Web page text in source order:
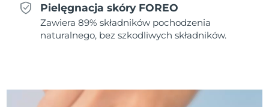
Pielęgnacja skóry FOREO
Zawiera 89% składników pochodzenia
naturalnego, bez szkodliwych składników.
Filipiny
Oczekiwany czas dostawy
Oczekiwany czas dostawy
8/10/26